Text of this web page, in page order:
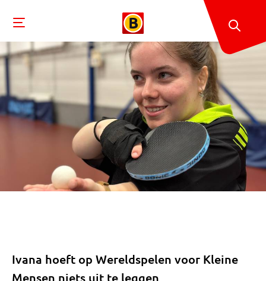
Ivana hoeft op Wereldspelen voor Kleine
Mensen niets uit te leggen